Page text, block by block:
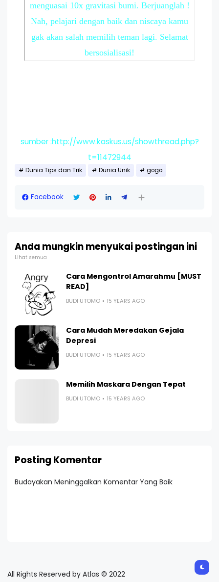
menguasai 10x gravitasi bumi. Berjuanglah !
Nah, pelajari dengan baik dan niscaya kamu
gak akan salah memilih teman lagi. Selamat
bersosialisasi!
sumber :http://www.kaskus.us/showthread.php?
t=11472944
Dunia Tips dan Trik Dunia Unik gogo
Facebook
Anda mungkin menyukai postingan ini
Lihat semua
Cara Mengontrol Amarahmu [MUST
READ]
BUDI UTOMO 15 YEARS AGO
Cara Mudah Meredakan Gejala
Depresi
BUDI UTOMO 15 YEARS AGO
Memilih Maskara Dengan Tepat
BUDI UTOMO 15 YEARS AGO
Posting Komentar
Budayakan Meninggalkan Komentar Yang Baik
All Rights Reserved by Atlas © 2022